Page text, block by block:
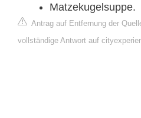
Matzekugelsuppe.
Antrag auf Entfernung der
vollständige Antwort auf